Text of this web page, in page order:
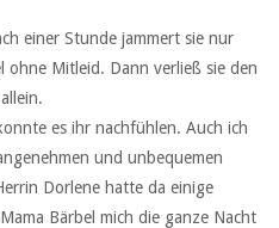
einer Stunde jammert sie nur
ohne Mitleid. Dann verließ sie den
es ihr nachfühlen. Auch ich
und unbequemen
Dorlene hatte da einige
Bärbel mich die ganze Nacht